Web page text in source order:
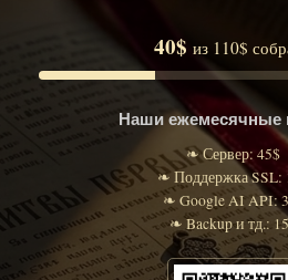
40$ из 110$
Наши ежемесячные
❧ Сервер: 45$
❧ Поддержка SSL:
❧ Google AI API:
❧ Backup и тд.: